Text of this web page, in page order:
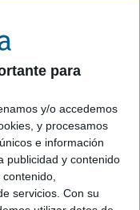
para
y/o accedemos
y procesamos
e información
publicidad y contenido
servicios. Con su
y branding
dirección de su
agencia
el branding